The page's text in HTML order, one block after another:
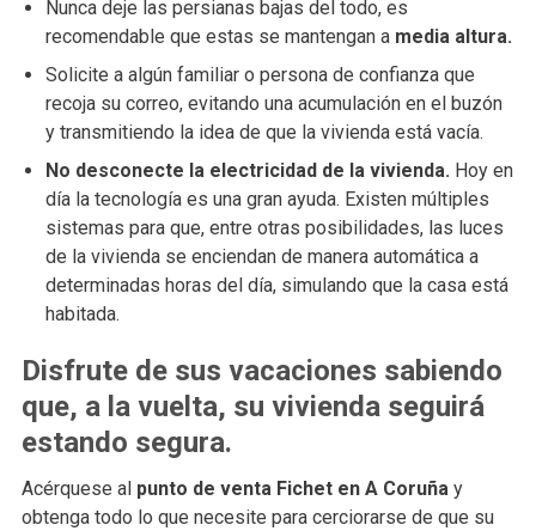
Nunca deje las persianas bajas del todo, es
recomendable que estas se mantengan amedia altura.
Solicite a algún familiar o persona de confianza que
recoja su correo, evitando una acumulación en el buzón
y transmitiendo la idea de que la vivienda está vacía.
No desconecte la electricidad de la vivienda. Hoy en
día la tecnología es una gran ayuda. Existen múltiples
sistemas para que, entre otras posibilidades, las luces
de la vivienda se enciendan de manera automática a
determinadas horas del día, simulando que la casa está
habitada.
Disfrute de sus vacaciones sabiendo
que, a la vuelta, su vivienda seguirá
estando segura.
Acérquese al punto de venta Fichet en A Coruñay
obtenga todo lo que necesite para cerciorarse de que su